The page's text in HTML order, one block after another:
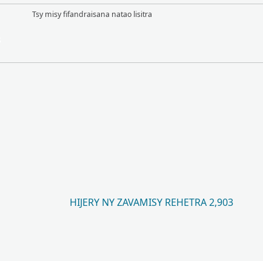
Tsy misy fifandraisana natao lisitra
HIJERY NY ZAVAMISY REHETRA 2,903